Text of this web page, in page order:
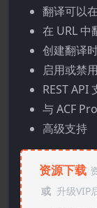
翻译可以
在 URL 中
创建翻译
启用或禁
REST API
与 ACF
高级支持
资源下载
或 升级VIP